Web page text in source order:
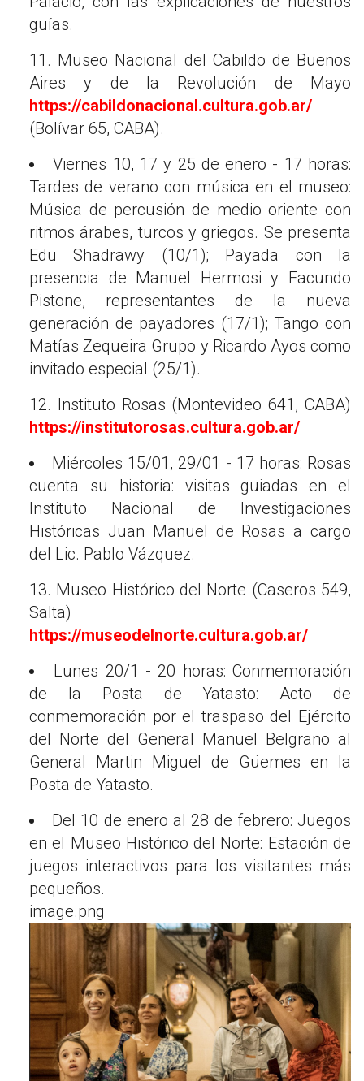
guías.
11. Museo Nacional del Cabildo de Buenos
Aires y de la Revolución de Mayo
https://cabildonacional.cultura.gob.ar/
(Bolívar 65, CABA).
Viernes 10, 17 y 25 de enero - 17 horas:
Tardes de verano con música en el museo:
Música de percusión de medio oriente con
ritmos árabes, turcos y griegos. Se presenta
Edu Shadrawy (10/1); Payada con la
presencia de Manuel Hermosi y Facundo
Pistone, representantes de la nueva
generación de payadores (17/1); Tango con
Matías Zequeira Grupo y Ricardo Ayos como
invitado especial (25/1).
12. Instituto Rosas (Montevideo 641, CABA)
https://institutorosas.cultura.gob.ar/
Miércoles 15/01, 29/01 - 17 horas: Rosas
cuenta su historia: visitas guiadas en el
Instituto Nacional de Investigaciones
Históricas Juan Manuel de Rosas a cargo
del Lic. Pablo Vázquez.
13. Museo Histórico del Norte (Caseros 549,
Salta)
https://museodelnorte.cultura.gob.ar/
Lunes 20/1 - 20 horas: Conmemoración
de la Posta de Yatasto: Acto de
conmemoración por el traspaso del Ejército
del Norte del General Manuel Belgrano al
General Martin Miguel de Güemes en la
Posta de Yatasto.
Del 10 de enero al 28 de febrero: Juegos
en el Museo Histórico del Norte: Estación de
juegos interactivos para los visitantes más
pequeños.
image.png